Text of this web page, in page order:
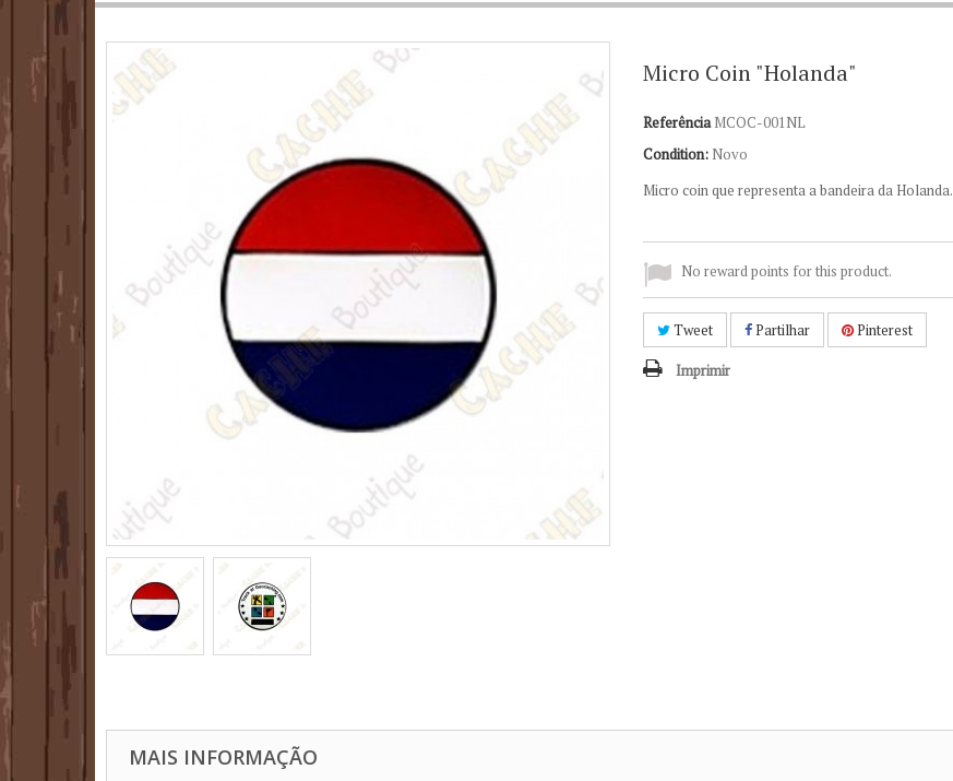
Micro Coin "Holanda"
Referência MCOC-001NL
Condition: Novo
Micro coin que representa a bandeira da Holanda.
No reward points for this product.
Tweet Partilhar Pinterest
Imprimir
MAIS INFORMAÇÃO